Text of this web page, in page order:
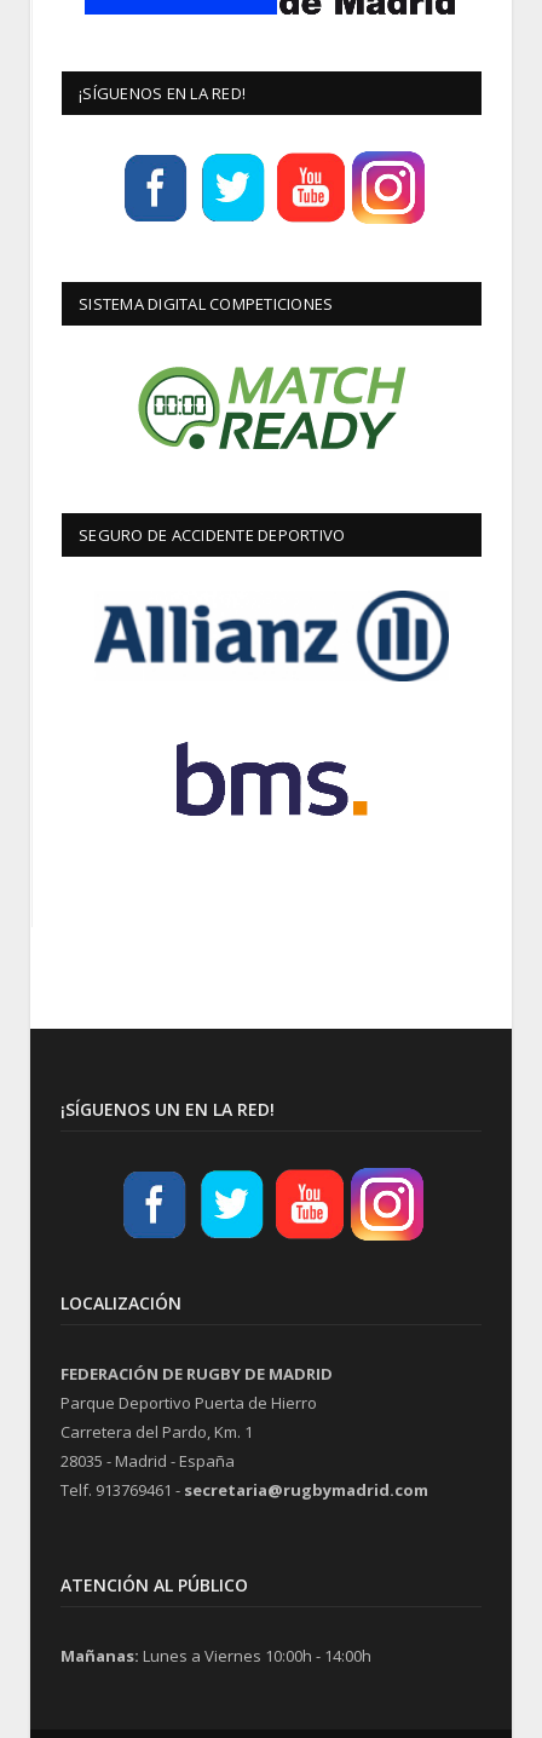
¡SÍGUENOS EN LA RED!
SISTEMA DIGITAL COMPETICIONES
SEGURO DE ACCIDENTE DEPORTIVO
¡SÍGUENOS UN EN LA RED!
LOCALIZACIÓN
FEDERACIÓN DE RUGBY DE MADRID
Parque Deportivo Puerta de Hierro
Carretera del Pardo, Km. 1
28035 - Madrid - España
Telf. 913769461 - secretaria@rugbymadrid.com
ATENCIÓN AL PÚBLICO
Mañanas: Lunes a Viernes 10:00h - 14:00h